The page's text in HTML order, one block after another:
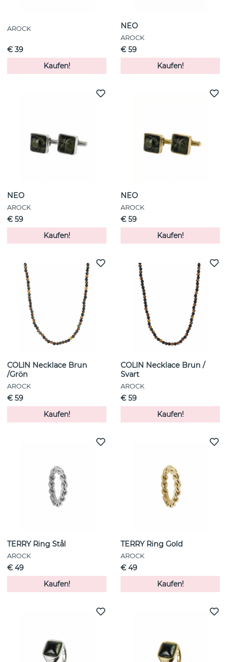
AROCK
€ 39
Kaufen!
NEO
AROCK
€ 59
Kaufen!
NEO
AROCK
€ 59
Kaufen!
NEO
AROCK
€ 59
Kaufen!
COLIN Necklace Brun
/Grön
AROCK
€ 59
Kaufen!
COLIN Necklace Brun /
Svart
AROCK
€ 59
Kaufen!
TERRY Ring Stål
AROCK
€ 49
Kaufen!
TERRY Ring Gold
AROCK
€ 49
Kaufen!